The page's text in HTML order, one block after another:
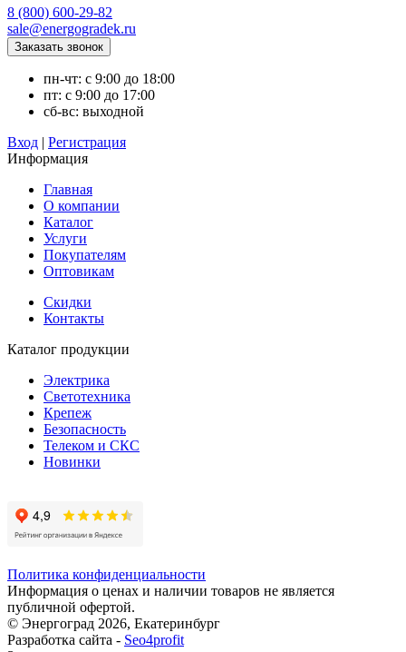
8 (800) 600-29-82
sale@energogradek.ru
пн-чт: с 9:00 до 18:00
пт: с 9:00 до 17:00
сб-вс: выходной
Вход | Регистрация
Информация
Главная
О компании
Каталог
Услуги
Покупателям
Оптовикам
Скидки
Контакты
Каталог продукции
Электрика
Светотехника
Крепеж
Безопасность
Телеком и СКС
Новинки
Политика конфиденциальности
Информация о ценах и наличии товаров не является
публичной офертой.
© Энергоград 2026, Екатеринбург
Разработка сайта - Seo4profit